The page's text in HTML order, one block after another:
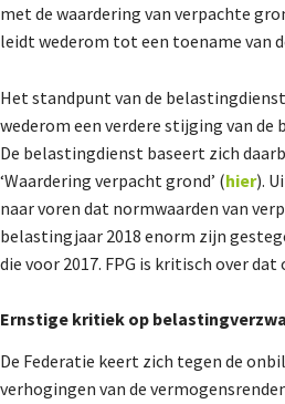
met de waardering van verpachte
leidt wederom tot een toename van
Het standpunt van de
wederom een verdere stijging van de
De belastingdienst baseert zich
‘Waardering verpacht grond’ (hier).
naar voren dat normwaarden van
belastingjaar 2018 enorm zijn
die voor 2017. FPG is kritisch over dat
Ernstige kritiek op
De Federatie keert zich tegen de
verhogingen van de